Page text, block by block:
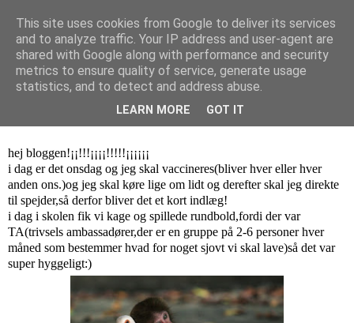
Isa Larsen
onsdag den 18. april 2012
kort indlæg
hej bloggen!¡¡!!!¡¡¡¡!!!!!¡¡¡¡¡¡
i dag er det onsdag og jeg skal vaccineres(bliver hver eller hver
anden ons.)og jeg skal køre lige om lidt og derefter skal jeg direkte
til spejder,så derfor bliver det et kort indlæg!
i dag i skolen fik vi kage og spillede rundbold,fordi der var
TA(trivsels ambassadører,der er en gruppe på 2-6 personer hver
måned som bestemmer hvad for noget sjovt vi skal lave)så det var
super hyggeligt:)
This site uses cookies from Google to deliver its services
and to analyze traffic. Your IP address and user-agent are
shared with Google along with performance and security
metrics to ensure quality of service, generate usage
statistics, and to detect and address abuse.
LEARN MORE GOT IT